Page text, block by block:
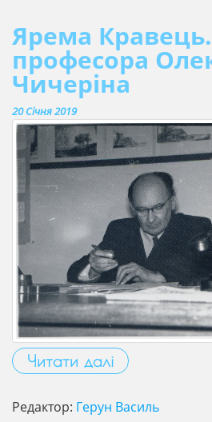
Ярема
професора
Чичеріна
20 Січня 2019
Читати далі
Редактор: Герун Василь